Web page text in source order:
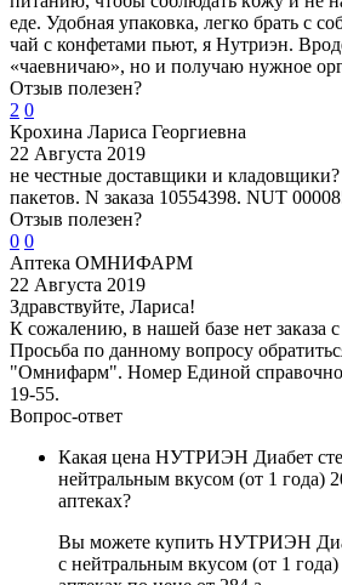
еде. Удобная упаковка, легко брать с
чай с конфетами пьют, я Нутриэн.
«чаевничаю», но и получаю нужное
Отзыв полезен?
2 0
Крохина Лариса Георгиевна
22 Августа 2019
не честные доставщики и
пакетов. N заказа 10554398. NUT
Отзыв полезен?
0 0
Аптека ОМНИФАРМ
22 Августа 2019
Здравствуйте, Лариса!
К сожалению, в нашей базе нет заказа
Просьба по данному вопросу
"Омнифарм". Номер Единой
19-55.
Вопрос-ответ
Какая цена НУТРИЭН Диабет
нейтральным вкусом (от 1 года)
аптеках?
Вы можете купить НУТРИЭН
с нейтральным вкусом (от 1